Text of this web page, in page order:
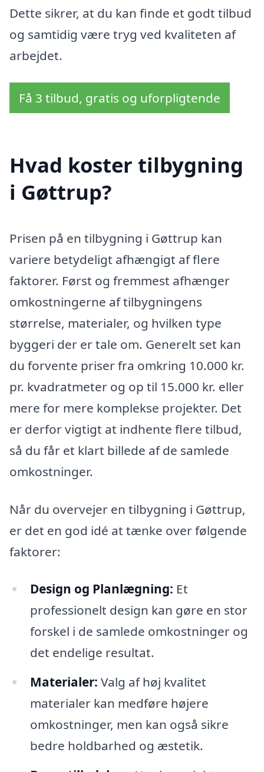
Dette sikrer, at du kan finde et godt tilbud
og samtidig være tryg ved kvaliteten af
arbejdet.
Få 3 tilbud, gratis og uforpligtende
Hvad koster tilbygning
i Gøttrup?
Prisen på en tilbygning i Gøttrup kan
variere betydeligt afhængigt af flere
faktorer. Først og fremmest afhænger
omkostningerne af tilbygningens
størrelse, materialer, og hvilken type
byggeri der er tale om. Generelt set kan
du forvente priser fra omkring 10.000 kr.
pr. kvadratmeter og op til 15.000 kr. eller
mere for mere komplekse projekter. Det
er derfor vigtigt at indhente flere tilbud,
så du får et klart billede af de samlede
omkostninger.
Når du overvejer en tilbygning i Gøttrup,
er det en god idé at tænke over følgende
faktorer:
Design og Planlægning: Et
professionelt design kan gøre en stor
forskel i de samlede omkostninger og
det endelige resultat.
Materialer: Valg af høj kvalitet
materialer kan medføre højere
omkostninger, men kan også sikre
bedre holdbarhed og æstetik.